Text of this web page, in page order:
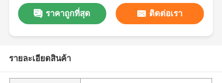
ราคาถูกที่สุด ติดต่อเรา
รายละเอียดสินค้า